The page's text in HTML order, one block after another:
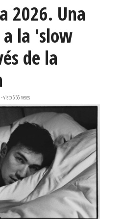
2026. Una
la 'slow
de la
- visto 656 veces